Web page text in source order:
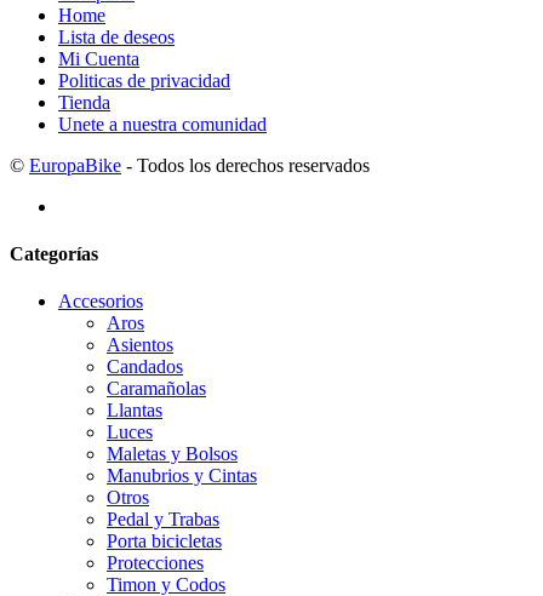
Home
Lista de deseos
Mi Cuenta
Politicas de privacidad
Tienda
Unete a nuestra comunidad
© EuropaBike - Todos los derechos reservados
Categorías
Accesorios
Aros
Asientos
Candados
Caramañolas
Llantas
Luces
Maletas y Bolsos
Manubrios y Cintas
Otros
Pedal y Trabas
Porta bicicletas
Protecciones
Timon y Codos